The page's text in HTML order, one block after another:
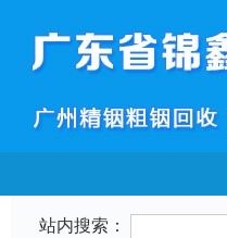
站内搜索：